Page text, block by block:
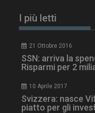
I più letti
21 Ottobre 2016
SSN: arriva la
Risparmi per 2
10 Aprile 2017
Svizzera: nasce
piatto per gli